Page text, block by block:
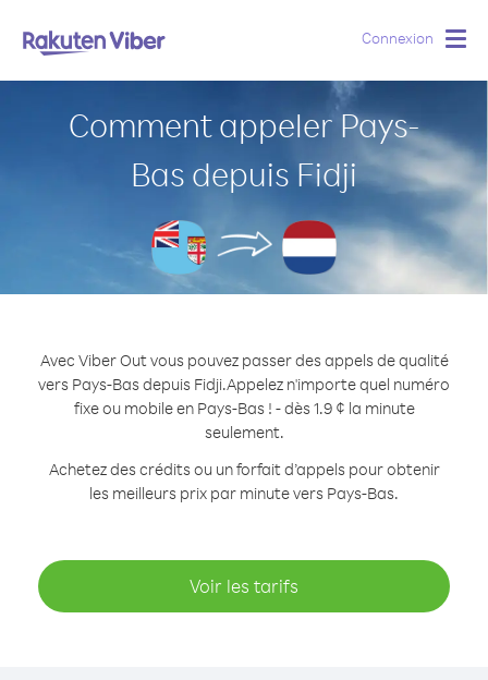
Connexion
Comment appeler Pays-
Bas depuis Fidji
Avec Viber Out vous pouvez passer des appels de qualité
vers Pays-Bas depuis Fidji.Appelez n'importe quel numéro
fixe ou mobile en Pays-Bas ! - dès 1.9 ¢ la minute
seulement.
Achetez des crédits ou un forfait d’appels pour obtenir
les meilleurs prix par minute vers Pays-Bas.
Voir les tarifs